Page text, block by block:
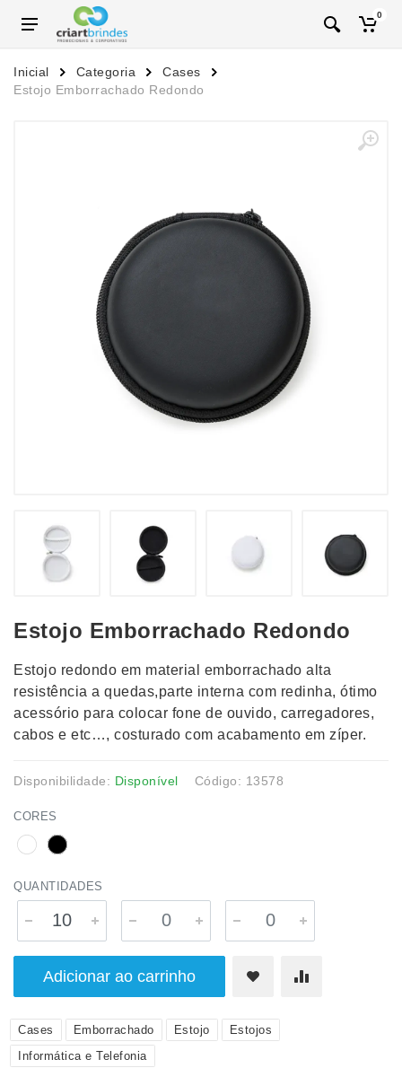
0
Inicial Categoria
Cases
Estojo Emborrachado Redondo
Estojo Emborrachado Redondo
Estojo redondo em material emborrachado alta
resistência a quedas,parte interna com redinha, ótimo
acessório para colocar fone de ouvido, carregadores,
cabos e etc…, costurado com acabamento em zíper.
Disponibilidade: Disponível Código: 13578
CORES
QUANTIDADES
Adicionar ao carrinho
Cases Emborrachado Estojo
Estojos
Informática e Telefonia